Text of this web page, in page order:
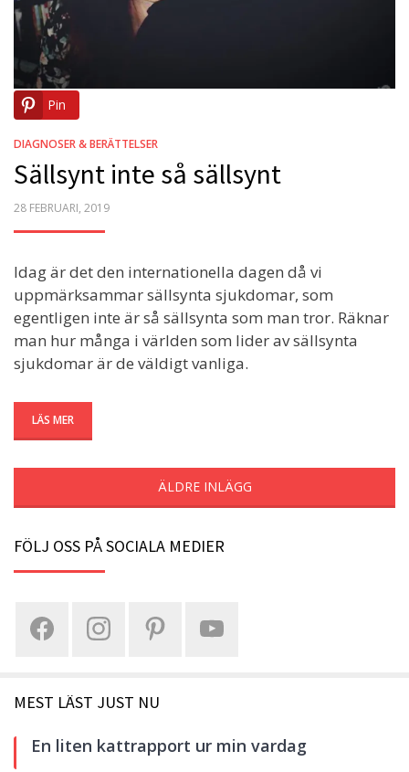
Pin
DIAGNOSER & BERÄTTELSER
Sällsynt inte så sällsynt
POSTED
28 FEBRUARI, 2019
Idag är det den internationella dagen då vi
uppmärksammar sällsynta sjukdomar, som
egentligen inte är så sällsynta som man tror. Räknar
man hur många i världen som lider av sällsynta
sjukdomar är de väldigt vanliga.
LÄS MER
ÄLDRE INLÄGG
FÖLJ OSS PÅ SOCIALA MEDIER
MEST LÄST JUST NU
En liten kattrapport ur min vardag